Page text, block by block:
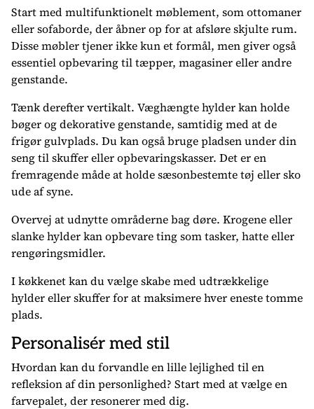
Start med multifunktionelt møblement, som ottomaner
eller sofaborde, der åbner op for at afsløre skjulte rum.
Disse møbler tjener ikke kun et formål, men giver også
essentiel opbevaring til tæpper, magasiner eller andre
genstande.
Tænk derefter vertikalt. Væghængte hylder kan holde
bøger og dekorative genstande, samtidig med at de
frigør gulvplads. Du kan også bruge pladsen under din
seng til skuffer eller opbevaringskasser. Det er en
fremragende måde at holde sæsonbestemte tøj eller sko
ude af syne.
Overvej at udnytte områderne bag døre. Krogene eller
slanke hylder kan opbevare ting som tasker, hatte eller
rengøringsmidler.
I køkkenet kan du vælge skabe med udtrækkelige
hylder eller skuffer for at maksimere hver eneste tomme
plads.
Personalisér med stil
Hvordan kan du forvandle en lille lejlighed til en
refleksion af din personlighed? Start med at vælge en
farvepalet, der resonerer med dig.